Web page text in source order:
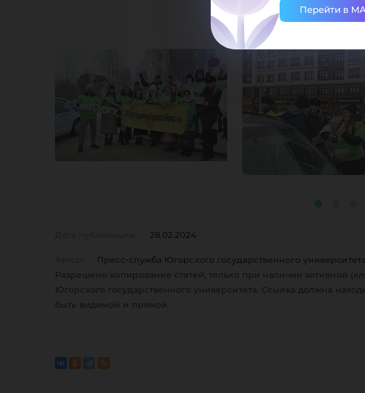
Перейти в
28.02.2024
Пресс-служба Югорского государственного университета
Разрешено копирование статей, только при наличии активной
Югорского государственного университета. Ссылка должна
быть видимой и прямой.